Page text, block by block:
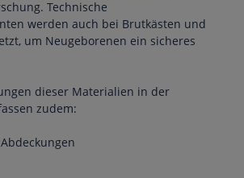
Technische
werden auch bei Brutkästen und
um Neugeborenen ein sicheres
dieser Materialien in der
zudem: